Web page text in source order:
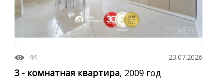
44 23.07.2026
3 - комнатная квартира, 2009 год